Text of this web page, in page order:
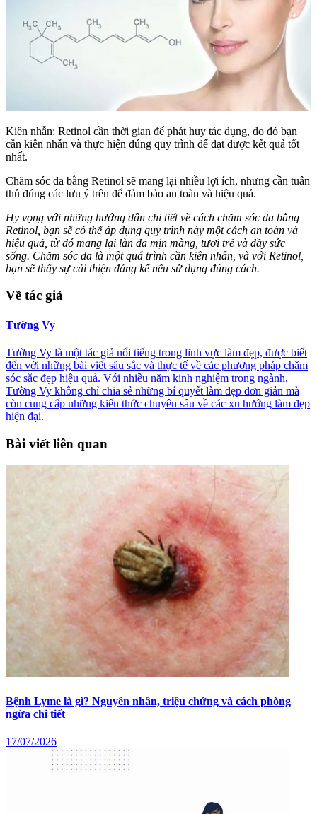
Kiên nhẫn: Retinol cần thời gian để phát huy tác dụng, do đó bạn
cần kiên nhẫn và thực hiện đúng quy trình để đạt được kết quả tốt
nhất.
Chăm sóc da bằng Retinol sẽ mang lại nhiều lợi ích, nhưng cần tuân
thủ đúng các lưu ý trên để đảm bảo an toàn và hiệu quả.
Hy vọng với những hướng dẫn chi tiết về cách chăm sóc da bằng
Retinol, bạn sẽ có thể áp dụng quy trình này một cách an toàn và
hiệu quả, từ đó mang lại làn da mịn màng, tươi trẻ và đầy sức
sống. Chăm sóc da là một quá trình cần kiên nhẫn, và với Retinol,
bạn sẽ thấy sự cải thiện đáng kể nếu sử dụng đúng cách.
Về tác giả
Tường Vy
Tường Vy là một tác giả nổi tiếng trong lĩnh vực làm đẹp, được biết
đến với những bài viết sâu sắc và thực tế về các phương pháp chăm
sóc sắc đẹp hiệu quả. Với nhiều năm kinh nghiệm trong ngành,
Tường Vy không chỉ chia sẻ những bí quyết làm đẹp đơn giản mà
còn cung cấp những kiến thức chuyên sâu về các xu hướng làm đẹp
hiện đại.
Bài viết liên quan
Bệnh Lyme là gì? Nguyên nhân, triệu chứng và cách phòng
ngừa chi tiết
17/07/2026